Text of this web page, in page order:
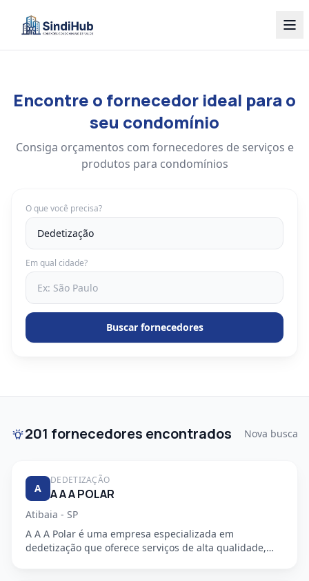
Encontre o fornecedor ideal para o
seu condomínio
Consiga orçamentos com fornecedores de serviços e
produtos para condomínios
O que você precisa?
Em qual cidade?
Buscar fornecedores
201 fornecedores encontrados Nova busca
A
DEDETIZAÇÃO
A A A POLAR
Atibaia - SP
A A A Polar é uma empresa especializada em
dedetização que oferece serviços de alta qualidade,